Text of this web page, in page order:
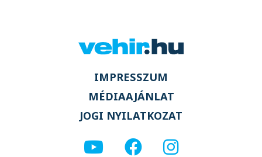
IMPRESSZUM
MÉDIAAJÁNLAT
JOGI NYILATKOZAT